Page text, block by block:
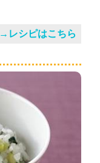
→レシピはこちら